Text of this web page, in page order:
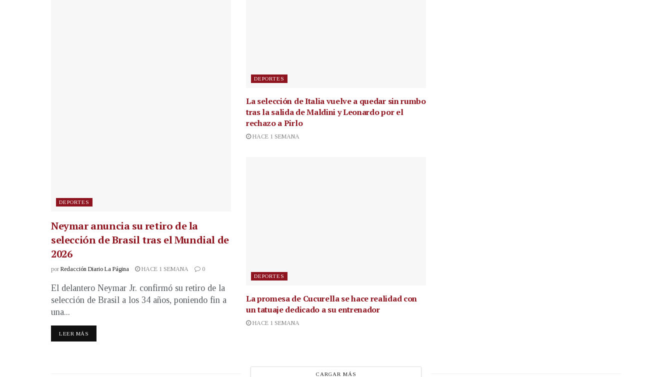
DEPORTES
Neymar anuncia su retiro de la
selección de Brasil tras el Mundial de
2026
por Redacción Diario La Página HACE 1 SEMANA 0
El delantero Neymar Jr. confirmó su retiro de la
selección de Brasil a los 34 años, poniendo fin a
una...
LEER MÁS
DEPORTES
La selección de Italia vuelve a quedar sin rumbo
tras la salida de Maldini y Leonardo por el
rechazo a Pirlo
HACE 1 SEMANA
DEPORTES
La promesa de Cucurella se hace realidad con
un tatuaje dedicado a su entrenador
HACE 1 SEMANA
CARGAR MÁS